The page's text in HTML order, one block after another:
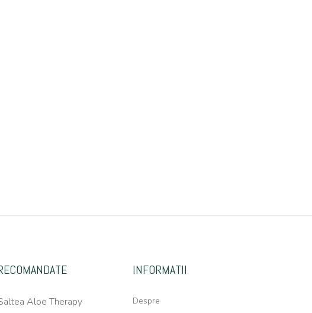
Aloe Therapy
INFORMATII
Despre